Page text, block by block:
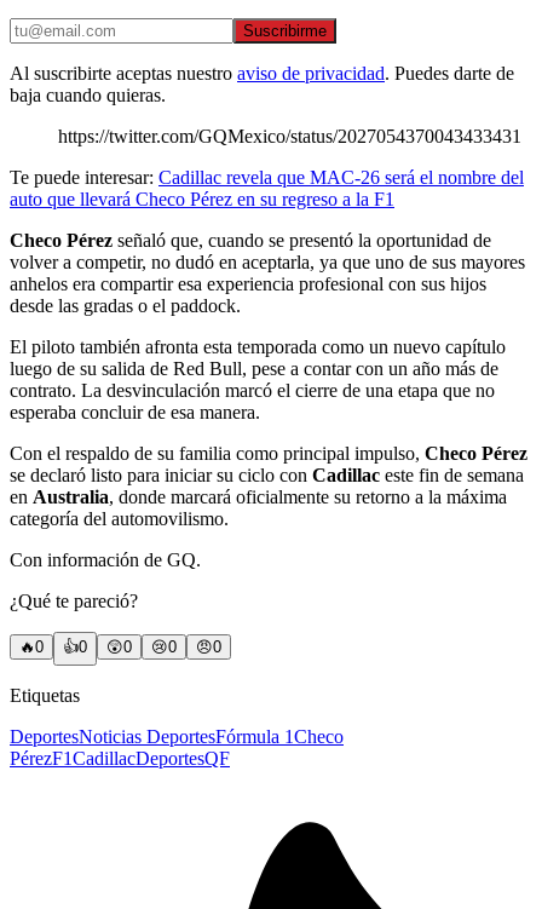
Suscribirme
Al suscribirte aceptas nuestro aviso de privacidad. Puedes darte de
baja cuando quieras.
https://twitter.com/GQMexico/status/2027054370043433431
Te puede interesar: Cadillac revela que MAC-26 será el nombre del
auto que llevará Checo Pérez en su regreso a la F1
Checo Pérez señaló que, cuando se presentó la oportunidad de
volver a competir, no dudó en aceptarla, ya que uno de sus mayores
anhelos era compartir esa experiencia profesional con sus hijos
desde las gradas o el paddock.
El piloto también afronta esta temporada como un nuevo capítulo
luego de su salida de Red Bull, pese a contar con un año más de
contrato. La desvinculación marcó el cierre de una etapa que no
esperaba concluir de esa manera.
Con el respaldo de su familia como principal impulso, Checo Pérez
se declaró listo para iniciar su ciclo con Cadillac este fin de semana
en Australia, donde marcará oficialmente su retorno a la máxima
categoría del automovilismo.
Con información de GQ.
¿Qué te pareció?
🔥0 👍0 😲0 😢0 😠0
Etiquetas
DeportesNoticias DeportesFórmula 1Checo
PérezF1CadillacDeportesQF